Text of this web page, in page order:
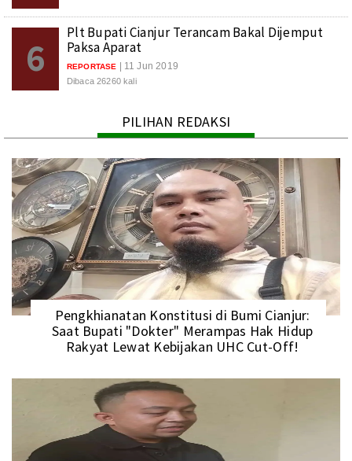
6
Plt Bupati Cianjur Terancam Bakal Dijemput
Paksa Aparat
REPORTASE | 11 Jun 2019
Dibaca 26260 kali
PILIHAN REDAKSI
Pengkhianatan Konstitusi di Bumi Cianjur:
Saat Bupati "Dokter" Merampas Hak Hidup
Rakyat Lewat Kebijakan UHC Cut-Off!